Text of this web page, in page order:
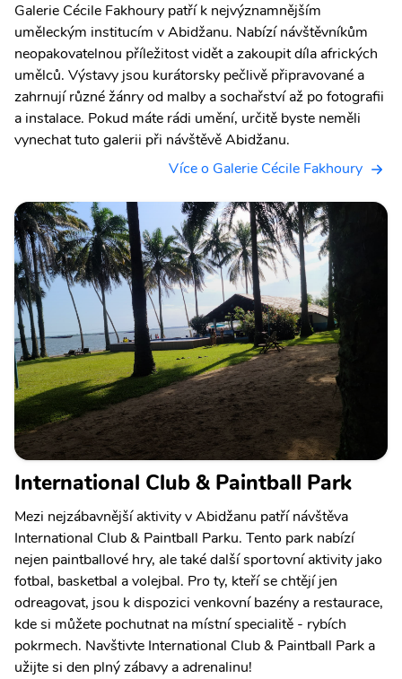
Galerie Cécile Fakhoury patří k nejvýznamnějším
uměleckým institucím v Abidžanu. Nabízí návštěvníkům
neopakovatelnou příležitost vidět a zakoupit díla afrických
umělců. Výstavy jsou kurátorsky pečlivě připravované a
zahrnují různé žánry od malby a sochařství až po fotografii
a instalace. Pokud máte rádi umění, určitě byste neměli
vynechat tuto galerii při návštěvě Abidžanu.
Více o Galerie Cécile Fakhoury
International Club & Paintball Park
Mezi nejzábavnější aktivity v Abidžanu patří návštěva
International Club & Paintball Parku. Tento park nabízí
nejen paintballové hry, ale také další sportovní aktivity jako
fotbal, basketbal a volejbal. Pro ty, kteří se chtějí jen
odreagovat, jsou k dispozici venkovní bazény a restaurace,
kde si můžete pochutnat na místní specialitě - rybích
pokrmech. Navštivte International Club & Paintball Park a
užijte si den plný zábavy a adrenalinu!